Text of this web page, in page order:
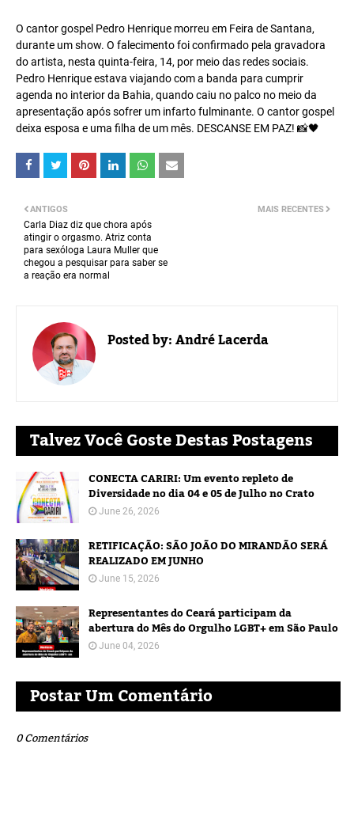
O cantor gospel Pedro Henrique morreu em Feira de Santana,
durante um show. O falecimento foi confirmado pela gravadora
do artista, nesta quinta-feira, 14, por meio das redes sociais.
Pedro Henrique estava viajando com a banda para cumprir
agenda no interior da Bahia, quando caiu no palco no meio da
apresentação após sofrer um infarto fulminante. O cantor gospel
deixa esposa e uma filha de um mês. DESCANSE EM PAZ! 📸🖤
MAIS RECENTES
ANTIGOS
Carla Diaz diz que chora após
atingir o orgasmo. Atriz conta
para sexóloga Laura Muller que
chegou a pesquisar para saber se
a reação era normal
Posted by:André Lacerda
Talvez Você Goste Destas Postagens
CONECTA CARIRI: Um evento repleto de
Diversidade no dia 04 e 05 de Julho no Crato
June 26, 2026
RETIFICAÇÃO: SÃO JOÃO DO MIRANDÃO SERÁ
REALIZADO EM JUNHO
June 15, 2026
Representantes do Ceará participam da
abertura do Mês do Orgulho LGBT+ em São Paulo
June 04, 2026
Postar Um Comentário
0 Comentários